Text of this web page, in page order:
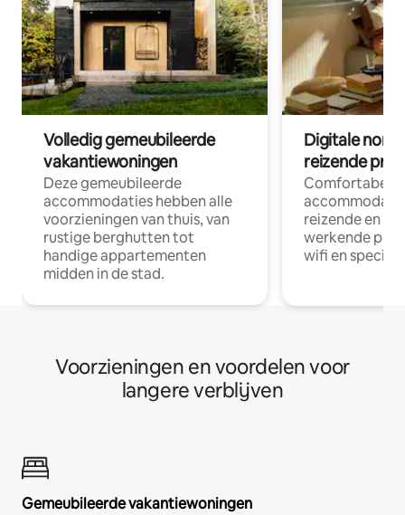
Volledig gemeubileerde
vakantiewoningen
Deze gemeubileerde
accommodaties hebben alle
voorzieningen van thuis, van
rustige berghutten tot
handige appartementen
midden in de stad.
Digitale
reizende
Comfortabele
reizende en
werkende
wifi en
Voorzieningen en voordelen voor
langere verblijven
Gemeubileerde vakantiewoningen